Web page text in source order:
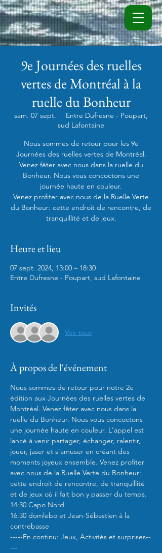
9e Journées des ruelles
vertes de Montréal à la
ruelle du Bonheur
sam. 07 sept.
  |
Entre Dufresne - Poupart,
sud Lafontaine
Nous sommes de retour pour les 9e
Journées des ruelles vertes de Montréal.
Venez fêter avec nous dans la ruelle du
Bonheur. Nous vous concoctons une
journée haute en couleur.
Venez profiter avec nous de la Ruelle Verte
du Bonheur: cette endroit de rencontre, de
tranquillité et de jeux.
Heure et lieu
07 sept. 2024, 13:00 – 18:30
Entre Dufresne - Poupart, sud Lafontaine
Invités
Voir tout
À propos de l'événement
Nous sommes de retour pour notre 2e
édition aux Journées des ruelles vertes de
Montréal. Venez fêter avec nous dans la
ruelle du Bonheur. Nous vous concoctons
une journée haute en couleur. L'appel est
lancé à venir partager, échanger, ralentir,
jouer, jaser et s'amuser en créant des
moments joyeux ensemble. Venez profiter
avec nous de la Ruelle Verte du Bonheur:
cette endroit de rencontre, de tranquillité
et de jeux où il fait bon y passer du temps.
14:30 Capo Nord
16:30 domlebo et Jean-Sébastien à la
contrebasse
-----En continu: Jeux, Activités et surprises--
---